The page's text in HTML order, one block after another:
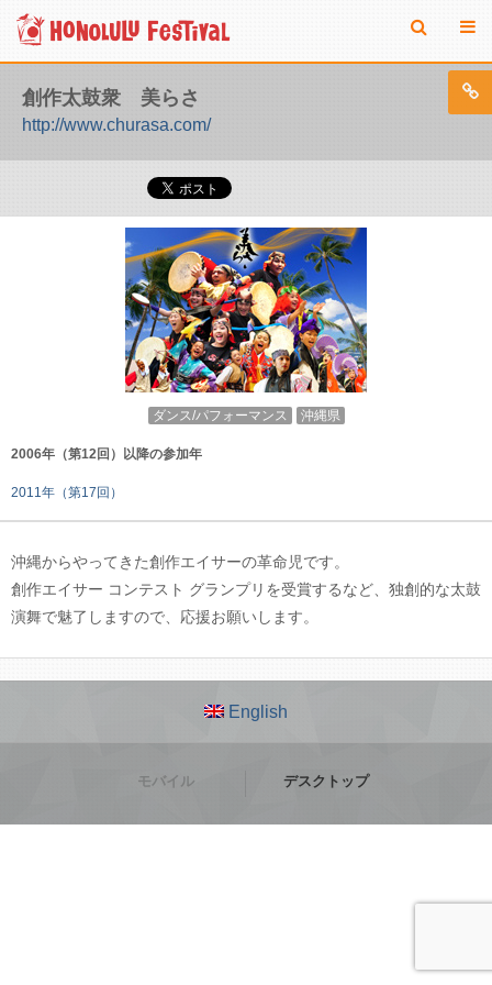
創作太鼓衆 美らさ
http://www.churasa.com/
ダンス/パフォーマンス 沖縄県
2006年（第12回）以降の参加年
2011年（第17回）
沖縄からやってきた創作エイサーの革命児です。
創作エイサー コンテスト グランプリを受賞するなど、独創的な太鼓
演舞で魅了しますので、応援お願いします。
English
モバイル デスクトップ